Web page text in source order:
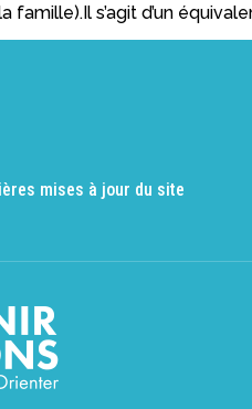
s’agit d’un
mises à jour du site